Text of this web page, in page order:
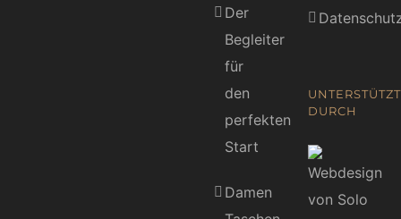
Der
Begleiter
für
den
perfekten
Start
Damen
UNTERSTÜTZT
DURCH